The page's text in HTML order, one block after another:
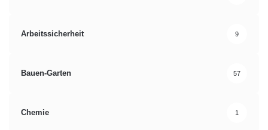
Arbeitssicherheit 9
Bauen-Garten 57
Chemie 1